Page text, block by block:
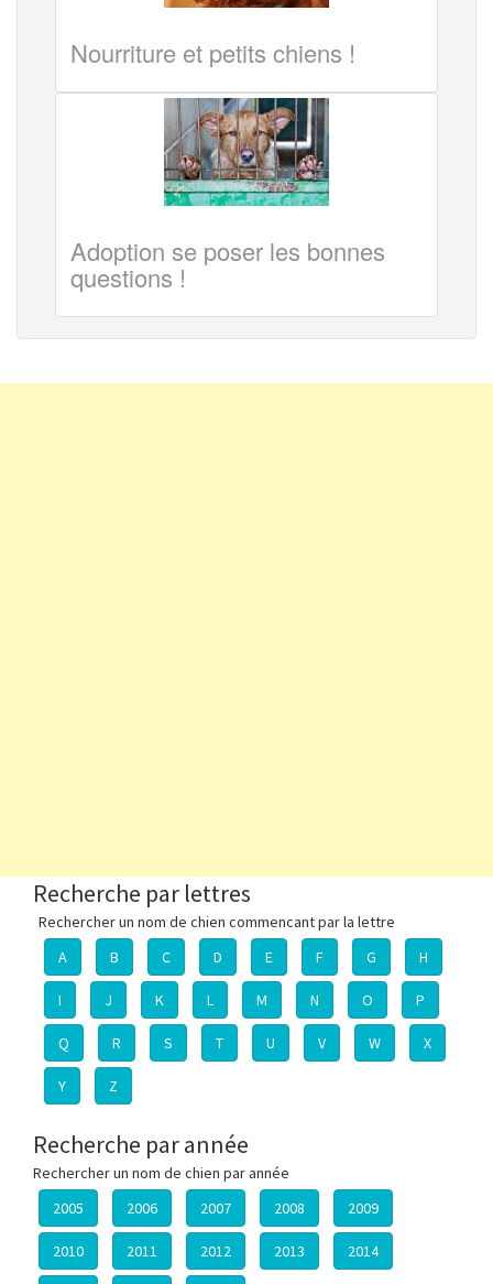
Nourriture et petits chiens !
Adoption se poser les bonnes
questions !
Recherche par lettres
Rechercher un nom de chien commencant par la lettre
A
B C D E F G H
I J K L M N O P
Q R S T U V W X
Y Z
Recherche par année
Rechercher un nom de chien par année
2005
2006 2007 2008 2009
2010 2011 2012 2013 2014